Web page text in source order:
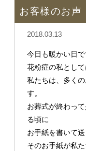
お客様のお声
2018.03.13
今日も暖かい日で
花粉症の私とし
私たちは、多く
す。
お葬式が終わっ
る頃に
お手紙を書いて送
そのお手紙が私